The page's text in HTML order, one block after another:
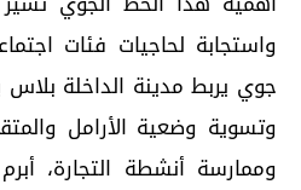
واستجابة لحاجيات فئات
جوي يربط مدينة الداخلة
وتسوية وضعية الأرامل
وممارسة أنشطة التجارة،